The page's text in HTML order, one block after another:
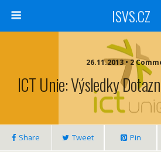
ISVS.CZ
26.11.2013 • 2
ICT Unie: Výsledky
Share Tweet Pin